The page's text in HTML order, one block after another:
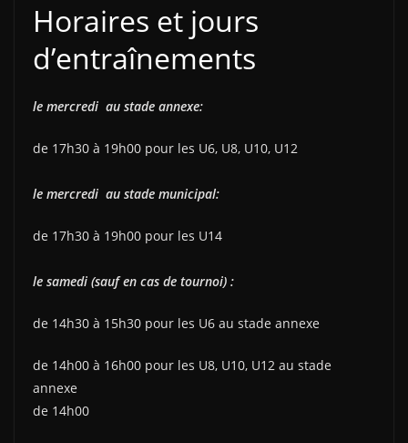
Horaires et jours
d’entraînements
le mercredi au stade annexe:
de 17h30 à 19h00 pour les U6, U8, U10, U12
le mercredi au stade municipal:
de 17h30 à 19h00 pour les U14
le samedi (sauf en cas de tournoi) :
de 14h30 à 15h30 pour les U6 au stade annexe
de 14h00 à 16h00 pour les U8, U10, U12 au stade
annexe
de 14h00